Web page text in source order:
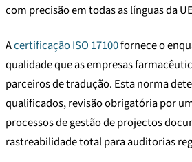
com precisão em todas as línguas da
Acertificação ISO 17100fornece o
qualidade que as empresas
parceiros de tradução. Esta norma
qualificados, revisão obrigatória por
processos de gestão de projectos
rastreabilidade total para auditorias